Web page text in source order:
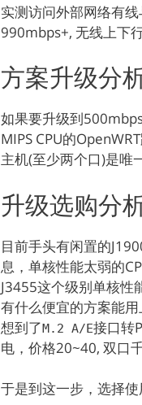
实测访问外部网络有
990mbps+, 无线上下
方案升级分
如果要升级到
MIPS CPU的
主机(至少两个口)是唯
升级选购分
目前手头有闲置的
息，单核性能太弱的
J3455这个级别单核
有什么便宜的方案能
想到了M.2 A/E接口转
电，价格20~40, 双口
于是到这一步，选择使